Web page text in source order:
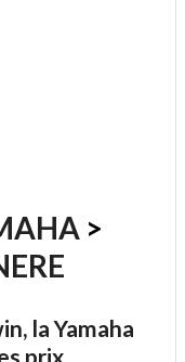
>
la Yamaha
prix